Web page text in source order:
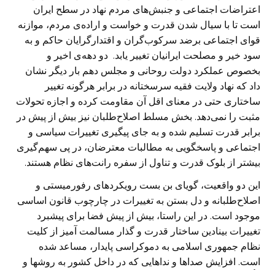
اعتراضات اجتماعی و جنبش‌های مردم نهاد در سطح ایران
است تا با سیال شدن قدرت و خواست و اراده‌ی مردم، موازنه
قوای اجتماعی برضد سرکوب‌گران و اقتدارگرایان حاکم و به
سود خیر و مصلحت ایرانیان تغییر یابد. دو دهه‌ی اخیر و
بخصوص عملکرد دولت روحانی و مجلس دهم بار دیگر نشان
داد که نهاد ولایت فقیه سرسختانه در برابر هرگونه تغییر
ساختاری حتی در معنای اقل آن مقاومت کرده و اجازه تحولات
مثبت را نمی‌دهد. بخش مسلط اصلاح‌طلبان نیز بیش از پیش در
برابر قدرت تسلیم شده و به جای پیگیری تغییرات سیاسی و
اجتماعی و پاسخگویی به مطالبات معترضان، در پی سهم‌گیری
بیشتر از بلوک قدرت و تناول از سفره رانت‌های نظام هستند.
این دو واقعیت، گویای بن بست رویکردهای رفورمیستی و
اصلاح‌طلبانه و دل بستن به تغییرات در چارچوب قانون اساسی
موجود است. در این راستا، بیش از پیش فضا برای پیشبرد
تغییرات بینادین ساختار قدرت و گذار مسالمت آمیز از کلیت
نظام جمهوری اسلامی به دموکراسی پایدار، مساعد شده
است. افزایش صداها و نداهایی که در داخل کشور به روشها و